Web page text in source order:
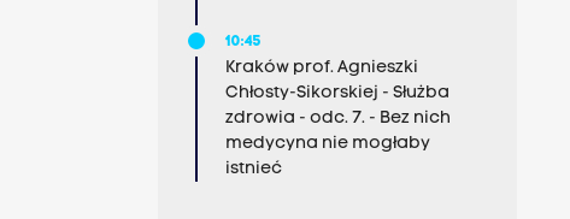
10:45
Kraków prof. Agnieszki
Chłosty-Sikorskiej - Służba
zdrowia - odc. 7. - Bez nich
medycyna nie mogłaby
istnieć